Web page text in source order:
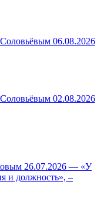
06.08.2026
02.08.2026
26.07.2026 — «У
и должность», –